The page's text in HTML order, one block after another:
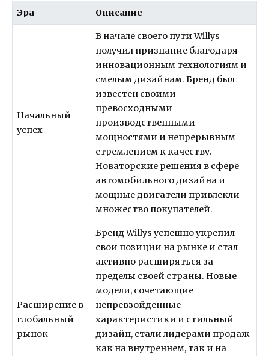
Эра Описание
Начальный
успех
В начале своего пути Willys
получил признание благодаря
инновационным технологиям и
смелым дизайнам. Бренд был
известен своими
превосходными
производственными
мощностями и непрерывным
стремлением к качеству.
Новаторские решения в сфере
автомобильного дизайна и
мощные двигатели привлекли
множество покупателей.
Расширение в
глобальный
рынок
Бренд Willys успешно укрепил
свои позиции на рынке и стал
активно расширяться за
пределы своей страны. Новые
модели, сочетающие
непревзойденные
характеристики и стильный
дизайн, стали лидерами продаж
как на внутреннем, так и на